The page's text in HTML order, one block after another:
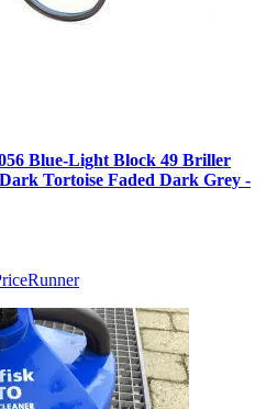
Blue-Light Block 49 Briller
Tortoise Faded Dark Grey -